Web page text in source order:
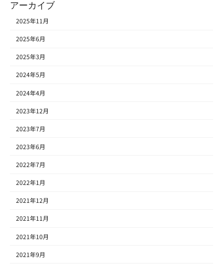
アーカイブ
2025年11月
2025年6月
2025年3月
2024年5月
2024年4月
2023年12月
2023年7月
2023年6月
2022年7月
2022年1月
2021年12月
2021年11月
2021年10月
2021年9月